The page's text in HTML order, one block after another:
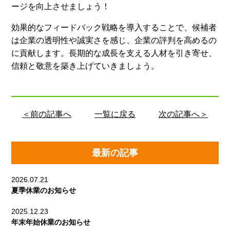
ージを向上させましょう！
効果的なフィードバック戦略を導入することで、候補者
は企業の透明性や誠実さを感じ、企業の評判を高めるの
に貢献します。長期的な成長を支える人材を引き寄せ、
信頼と敬意を築き上げていきましょう。
＜前の記事へ 一覧に戻る 次の記事へ＞
最新の記事
2026.07.21
夏季休業のお知らせ
2025.12.23
年末年始休業のお知らせ